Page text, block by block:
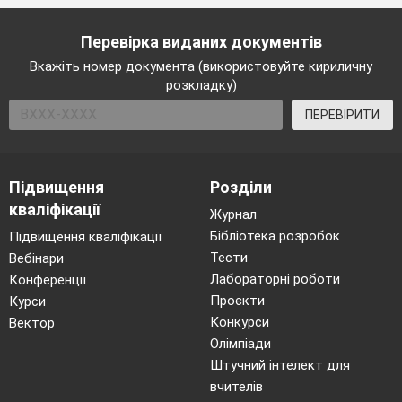
Перевірка виданих документів
Вкажіть номер документа (використовуйте кириличну
розкладку)
ПЕРЕВІРИТИ
Підвищення
кваліфікації
Підвищення кваліфікації
Вебінари
Конференції
Курси
Вектор
Розділи
Журнал
Бібліотека розробок
Тести
Лабораторні роботи
Проєкти
Конкурси
Олімпіади
Штучний інтелект для
вчителів